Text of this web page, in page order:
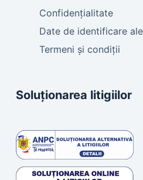
Confidențialitate
Date de identificare
Termeni și condiții
Soluționarea litigiilor